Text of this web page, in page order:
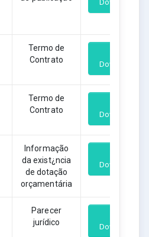
Download
Termo de
Contrato
Download
Termo de
Contrato
Download
Informação
da exist¿ncia
de dotação
orçamentária
Download
Parecer
jurídico
Download